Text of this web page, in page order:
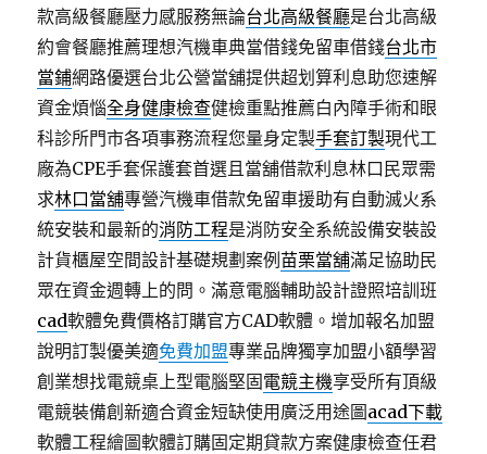
款高級餐廳壓力感服務無論台北高級餐廳是台北高級
約會餐廳推薦理想汽機車典當借錢免留車借錢台北市
當鋪網路優選台北公營當舖提供超划算利息助您速解
資金煩惱全身健康檢查健檢重點推薦白內障手術和眼
科診所門市各項事務流程您量身定製手套訂製現代工
廠為CPE手套保護套首選且當舖借款利息林口民眾需
求林口當舖專營汽機車借款免留車援助有自動滅火系
統安裝和最新的消防工程是消防安全系統設備安裝設
計貨櫃屋空間設計基礎規劃案例 苗栗當舖滿足協助民
眾在資金週轉上的問。滿意電腦輔助設計證照培訓班
cad軟體免費價格訂購官方CAD軟體。增加報名加盟
說明訂製優美適免費加盟專業品牌獨享加盟小額學習
創業想找電競桌上型電腦堅固電競主機享受所有頂級
電競裝備創新適合資金短缺使用廣泛用途圖acad下載
軟體工程繪圖軟體訂購固定期貸款方案健康檢查任君